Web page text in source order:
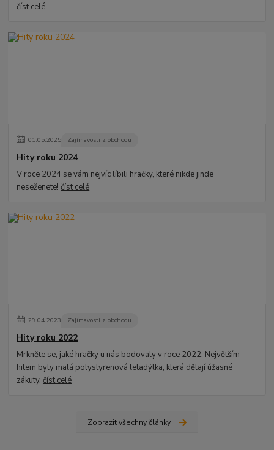
číst celé
01.05.2025 Zajímavosti z obchodu
Hity roku 2024
V roce 2024 se vám nejvíc líbili hračky, které nikde jinde
neseženete!číst celé
29.04.2023 Zajímavosti z obchodu
Hity roku 2022
Mrkněte se, jaké hračky u nás bodovaly v roce 2022. Největším
hitem byly malá polystyrenová letadýlka, která dělají úžasné
zákuty.číst celé
Zobrazit všechny články